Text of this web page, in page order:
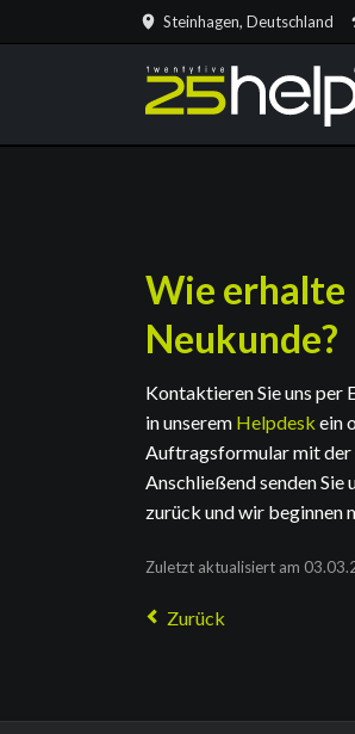
Steinhagen, Deutschland
Wie erhalte
Neukunde?
Kontaktieren Sie uns per
in unserem Helpdesk ein
Auftragsformular mit der
Anschließend senden
zurück und wir beginnen
Zuletzt aktualisiert am
Zurück